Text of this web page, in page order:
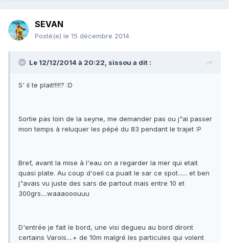
SEVAN
Posté(e) le 15 décembre 2014
Le 12/12/2014 à 20:22, sissou a dit :
S' il te plait!!!!!? :D
Sortie pas loin de la seyne, me demander pas ou j"ai passer
mon temps à reluquer les pépé du 83 pendant le trajet :P
Bref, avant la mise à l'eau on a regarder la mer qui etait
quasi plate. Au coup d'oeil ca puait le sar ce spot...... et ben
j"avais vu juste des sars de partout mais entre 10 et
300grs....waaaooouuu
D'entrée je fait le bord, une visi degueu au bord diront
certains Varois....+ de 10m malgré les particules qui volent